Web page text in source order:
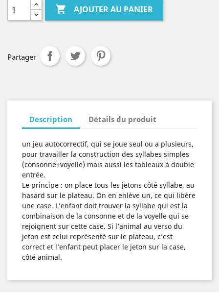
 AJOUTER AU PANIER
Partager
Description Détails du produit
un jeu autocorrectif, qui se joue seul ou a plusieurs,
pour travailler la construction des syllabes simples
(consonne+voyelle) mais aussi les tableaux à double
entrée.
Le principe : on place tous les jetons côté syllabe, au
hasard sur le plateau. On en enlève un, ce qui libère
une case. L’enfant doit trouver la syllabe qui est la
combinaison de la consonne et de la voyelle qui se
rejoignent sur cette case. Si l’animal au verso du
jeton est celui représenté sur le plateau, c’est
correct et l’enfant peut placer le jeton sur la case,
côté animal.